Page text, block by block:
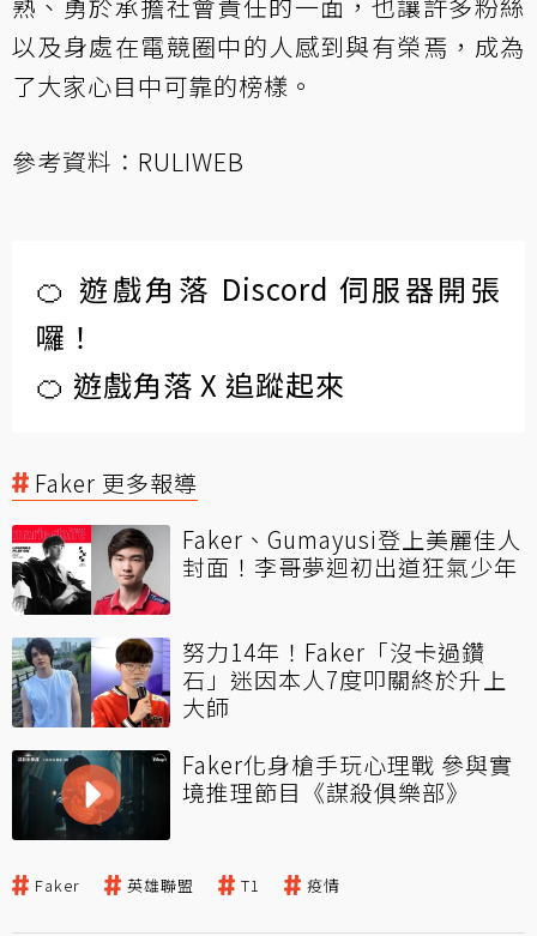
以及身處在電競圈中的人感到與有榮焉，成為
了大家心目中可靠的榜樣。
參考資料： RULIWEB
🍊 遊戲角落 Discord 伺服器開張
囉！
🍊 遊戲角落 X 追蹤起來
Faker 更多報導
Faker、Gumayusi登上美麗佳人
封面！李哥夢迴初出道狂氣少年
努力14年！Faker「沒卡過鑽
石」迷因本人7度叩關終於升上
大師
Faker化身槍手玩心理戰 參與實
境推理節目《謀殺俱樂部》
Faker 英雄聯盟 T1 疫情